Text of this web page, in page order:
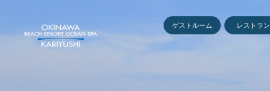
ゲストルーム レストラン